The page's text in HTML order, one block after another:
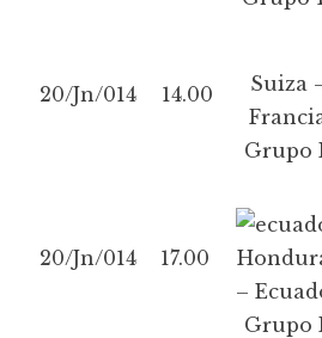
20/Jn/014 14.00
Suiza
Grupo
20/Jn/014 17.00
–
Grupo